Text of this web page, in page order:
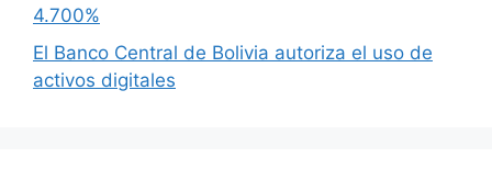
4.700%
El Banco Central de Bolivia autoriza el uso de
activos digitales